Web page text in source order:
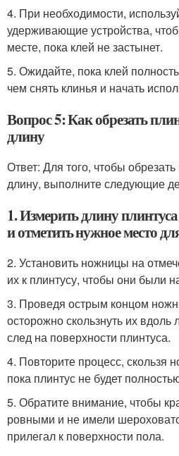
4. При необходимости,
удерживающие устройства,
месте, пока клей не застынет.
5. Ожидайте, пока клей
чем снять клинья и начать
Вопрос 5: Как обрезать
длину
Ответ: Для того, чтобы
длину, выполните следующие
1. Измерить длину
и отметить нужное место
2. Установить ножницы на
их к плинтусу, чтобы они были
3. Проведя острым концом
осторожно скользнуть их вдоль
след на поверхности плинтуса.
4. Повторите процесс, скользя
пока плинтус не будет
5. Обратите внимание, чтобы
ровными и не имели
прилегал к поверхности пола.